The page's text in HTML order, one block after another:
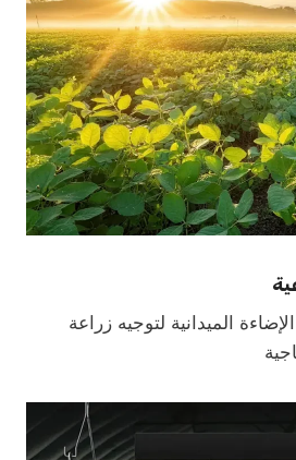
الميدانية لتوجيه زراعة